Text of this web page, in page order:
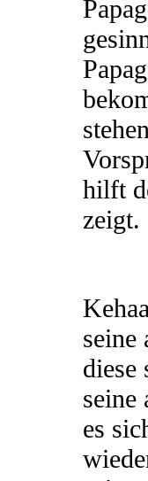
hilft
zeigt.
seine
diese
seine
es